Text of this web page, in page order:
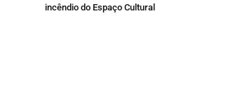
incêndio do Espaço Cultural